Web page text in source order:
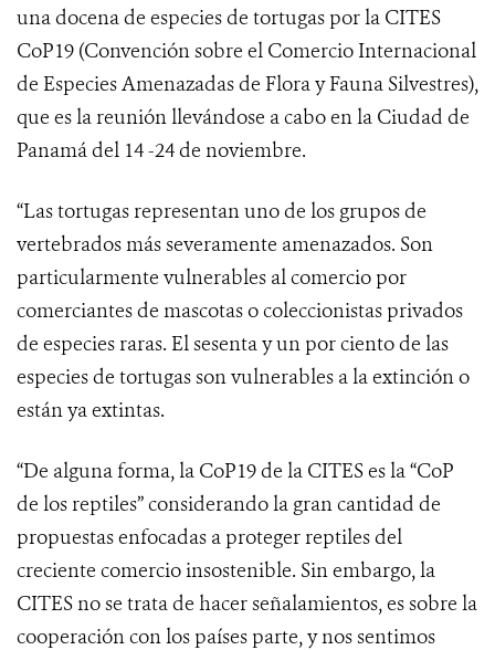
una docena de especies de tortugas por la CITES
CoP19 (Convención sobre el Comercio Internacional
de Especies Amenazadas de Flora y Fauna Silvestres),
que es la reunión llevándose a cabo en la Ciudad de
Panamá del 14 -24 de noviembre.
“Las tortugas representan uno de los grupos de
vertebrados más severamente amenazados. Son
particularmente vulnerables al comercio por
comerciantes de mascotas o coleccionistas privados
de especies raras. El sesenta y un por ciento de las
especies de tortugas son vulnerables a la extinción o
están ya extintas.
“De alguna forma, la CoP19 de la CITES es la “CoP
de los reptiles” considerando la gran cantidad de
propuestas enfocadas a proteger reptiles del
creciente comercio insostenible. Sin embargo, la
CITES no se trata de hacer señalamientos, es sobre la
cooperación con los países parte, y nos sentimos